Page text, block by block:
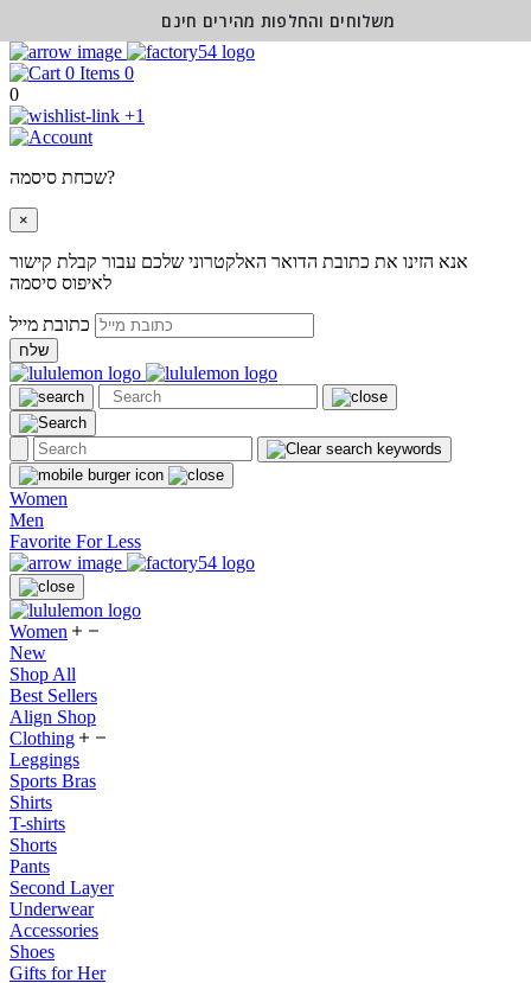
0
0
+1
שכחת סיסמה?
×
אנא הזינו את כתובת הדואר האלקטרוני שלכם עבור קבלת קישור
לאיפוס סיסמה
שלח
Women
Men
Favorite For Less
Women
New
Shop All
Best Sellers
Align Shop
Clothing
Leggings
Sports Bras
Shirts
T-shirts
Shorts
Pants
Second Layer
Underwear
Accessories
Shoes
Gifts for Her
משלוחים והחלפות מהירים חינם